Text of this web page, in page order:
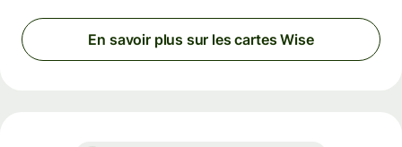
En savoir plus sur les cartes Wise